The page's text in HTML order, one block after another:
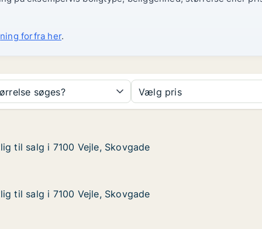
forfra her.
søges? Vælg pris
Vejle, Skovgade
til salg i 7100 Vejle, Skovgade
til salg i 7100 Vejle, Skovgade
Vejle, Skovgade
til salg i 7100 Vejle, Skovgade
til salg i 7100 Vejle, Skovgade